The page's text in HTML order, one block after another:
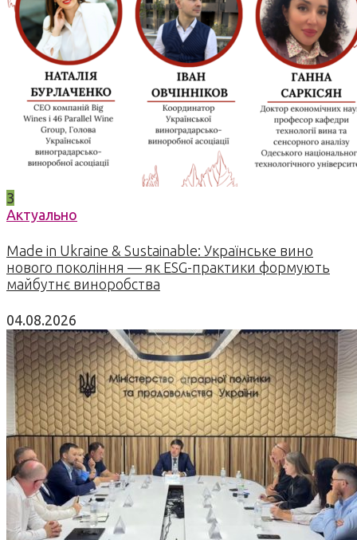
3
Актуально
Made in Ukraine & Sustainable: Українське вино
нового покоління — як ESG-практики формують
майбутнє виноробства
04.08.2026